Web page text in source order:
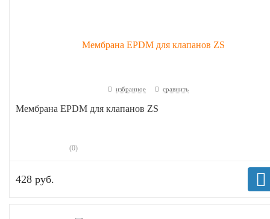
избранное сравнить
Мембрана EPDM для клапанов ZS
(0)
428 руб.